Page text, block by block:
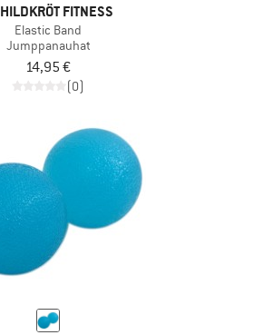
FITNESS
Elastic Band
Jumppanauhat
14,95 €
(0)